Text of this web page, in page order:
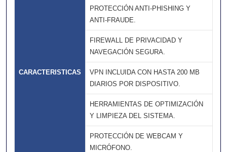
CARACTERISTICAS
PROTECCIÓN ANTI-PHISHING Y
ANTI-FRAUDE.
FIREWALL DE PRIVACIDAD Y
NAVEGACIÓN SEGURA.
VPN INCLUIDA CON HASTA 200 MB
DIARIOS POR DISPOSITIVO.
HERRAMIENTAS DE OPTIMIZACIÓN
Y LIMPIEZA DEL SISTEMA.
PROTECCIÓN DE WEBCAM Y
MICRÓFONO.